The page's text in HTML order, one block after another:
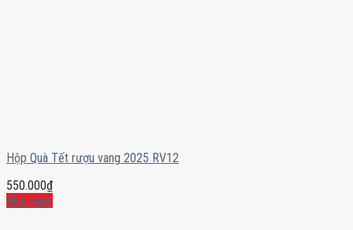
Hộp Quà Tết rượu vang 2025 RV12
550.000₫
Mua ngay